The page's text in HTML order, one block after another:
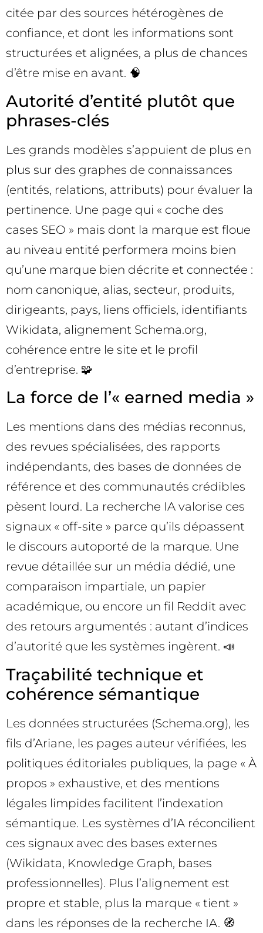
citée par des sources hétérogènes de
confiance, et dont les informations sont
structurées et alignées, a plus de chances
d’être mise en avant. 🧠
Autorité d’entité plutôt que
phrases-clés
Les grands modèles s’appuient de plus en
plus sur des graphes de connaissances
(entités, relations, attributs) pour évaluer la
pertinence. Une page qui « coche des
cases SEO » mais dont la marque est floue
au niveau entité performera moins bien
qu’une marque bien décrite et connectée :
nom canonique, alias, secteur, produits,
dirigeants, pays, liens officiels, identifiants
Wikidata, alignement Schema.org,
cohérence entre le site et le profil
d’entreprise. 🧩
La force de l’« earned media »
Les mentions dans des médias reconnus,
des revues spécialisées, des rapports
indépendants, des bases de données de
référence et des communautés crédibles
pèsent lourd. La recherche IA valorise ces
signaux « off-site » parce qu’ils dépassent
le discours autoporté de la marque. Une
revue détaillée sur un média dédié, une
comparaison impartiale, un papier
académique, ou encore un fil Reddit avec
des retours argumentés : autant d’indices
d’autorité que les systèmes ingèrent. 📣
Traçabilité technique et
cohérence sémantique
Les données structurées (Schema.org), les
fils d’Ariane, les pages auteur vérifiées, les
politiques éditoriales publiques, la page « À
propos » exhaustive, et des mentions
légales limpides facilitent l’indexation
sémantique. Les systèmes d’IA réconcilient
ces signaux avec des bases externes
(Wikidata, Knowledge Graph, bases
professionnelles). Plus l’alignement est
propre et stable, plus la marque « tient »
dans les réponses de la recherche IA. 🧭